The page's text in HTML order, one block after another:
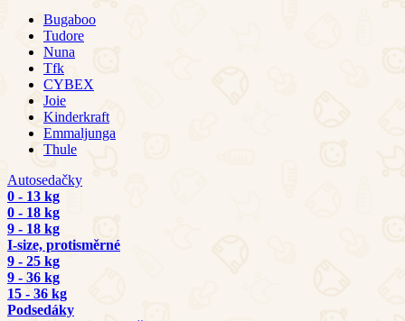
Bugaboo
Tudore
Nuna
Tfk
CYBEX
Joie
Kinderkraft
Emmaljunga
Thule
Autosedačky
0 - 13 kg
0 - 18 kg
9 - 18 kg
I-size, protisměrné
9 - 25 kg
9 - 36 kg
15 - 36 kg
Podsedáky